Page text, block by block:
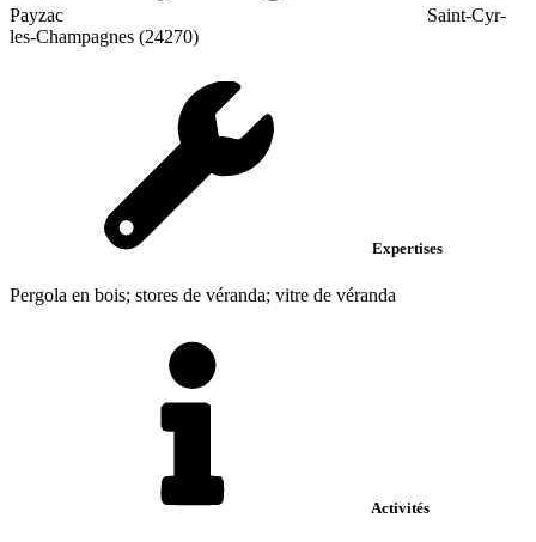
Payzac
Saint-Cyr-
les-Champagnes (24270)
Expertises
Pergola en bois; stores de véranda; vitre de véranda
Activités